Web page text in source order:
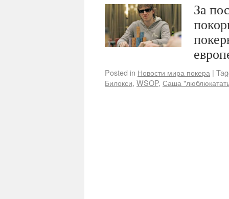
За
Posted in Новости мира покера |
Билокси, WSOP, Саша